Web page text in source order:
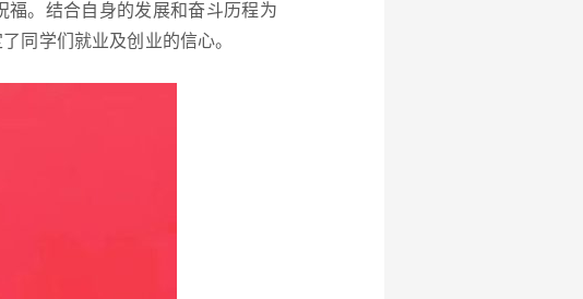
福。结合自身的发展和奋斗历程为
同学们就业及创业的信心。